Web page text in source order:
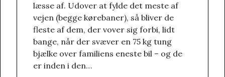
læsse af. Udover at fylde det meste af
vejen (begge kørebaner), så bliver de
fleste af dem, der vover sig forbi, lidt
bange, når der svæver en 75 kg tung
bjælke over familiens eneste bil – og de
er inden i den…